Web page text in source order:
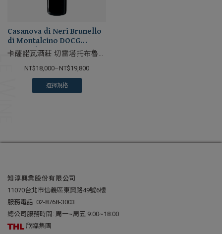
Casanova di Neri Brunello
di Montalcino DOCG
Cerretalto
卡薩諾瓦酒莊 切雷塔托布魯內
洛紅葡萄酒
NT$18,000–NT$19,800
選擇規格
知淳興業股份有限公司
11070台北市信義區東興路49號6樓
服務電話: 02-8768-3003
總公司服務時間: 周一~周五 9:00~18:00
欣臨集團